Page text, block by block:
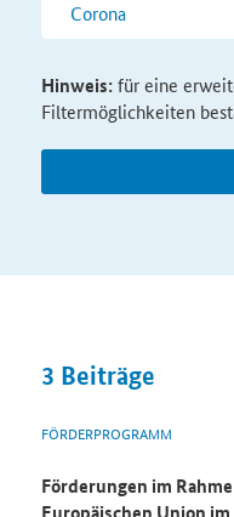
Hinweis:für eine
Filtermöglichkeiten
3 Beiträge
FÖRDERPROGRAMM
Förderungen im